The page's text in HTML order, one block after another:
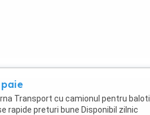
Transport cu camionul pentru baloti
rapide preturi bune Disponibil zilnic